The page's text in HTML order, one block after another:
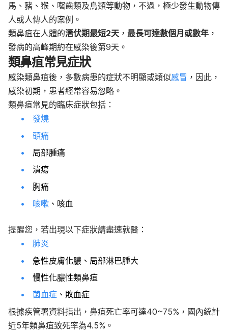
馬、豬、猴、囓齒類及鳥類等動物，不過，極少發生動物傳
人或人傳人的案例。
類鼻疽在人體的潛伏期最短2天 ， 最長可達數個月或數年 ，
發病的高峰期約在感染後第9天。
類鼻疽常見症狀
感染類鼻疽後，多數病患的症狀不明顯或類似感冒 ，因此，
感染初期，患者經常容易忽略。
類鼻疽常見的臨床症狀包括：
發燒
頭痛
局部腫痛
潰瘍
胸痛
咳嗽 、咳血
提醒您，若出現以下症狀請盡速就醫：
肺炎
急性皮膚化膿、局部淋巴腫大
慢性化膿性類鼻疽
菌血症 、敗血症
根據疾管署資料指出，鼻疽死亡率可達40~75%，國內統計
近5年類鼻疽致死率為4.5%。